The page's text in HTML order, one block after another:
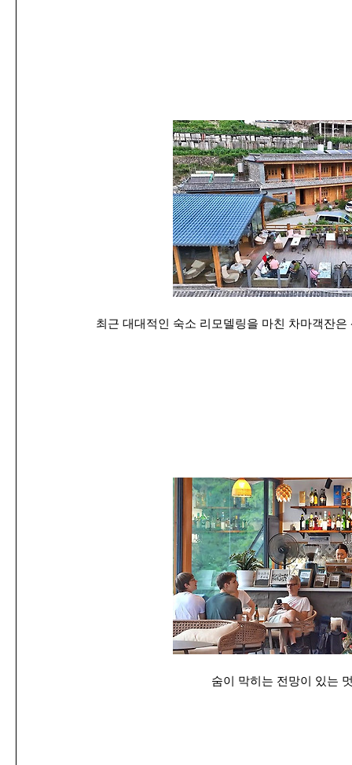
최근 대대적인 숙소 리모델링을 마친 차마객잔
숨이 막히는 전망이 있는